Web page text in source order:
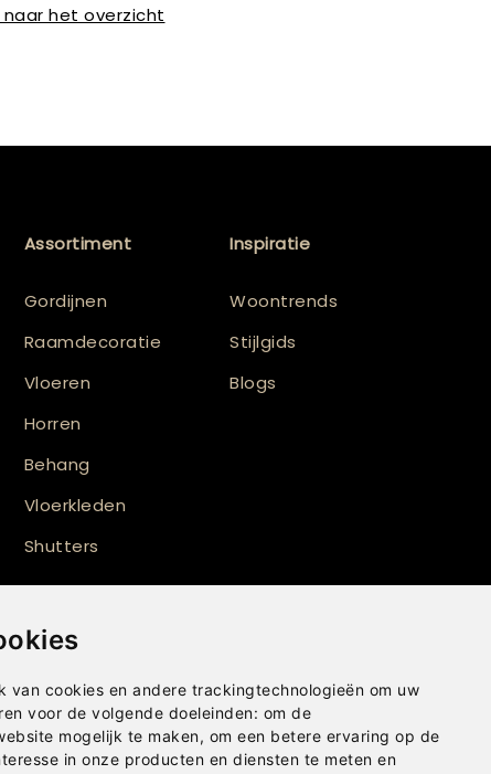
van cookies en andere trackingtechnologieën om uw
voor de volgende doeleinden: om de
mogelijk te maken, om een betere ervaring op de
in onze producten en diensten te meten en
naar het overzicht
Assortiment
Gordijnen
Raamdecoratie
Vloeren
Horren
Behang
Vloerkleden
Shutters
Inspiratie
Woontrends
Stijlgids
Blogs